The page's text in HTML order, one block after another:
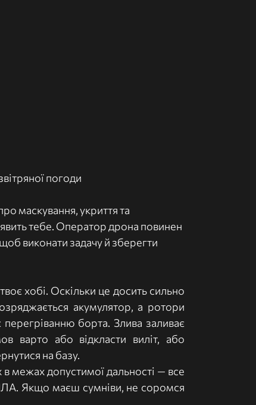
погоди
маскування, укриття та
тебе. Оператор дрона повинен
виконати задачу й зберегти
хобі. Оскільки це досить сильно
акумулятор, а ротори
борта. Злива заливає
варто або відкласти виліт, або
на базу.
межах допустимої дальності — все
Якщо маєш сумніви, не соромся